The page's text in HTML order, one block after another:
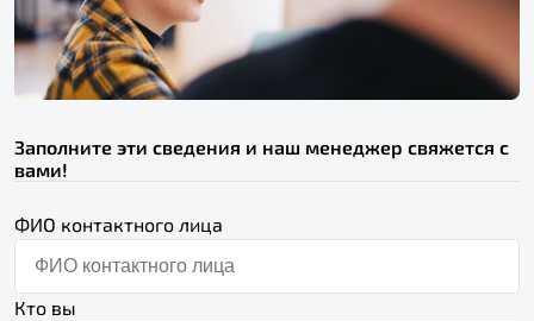
Заполните эти сведения и наш менеджер свяжется с
вами!
ФИО контактного лица
Кто вы